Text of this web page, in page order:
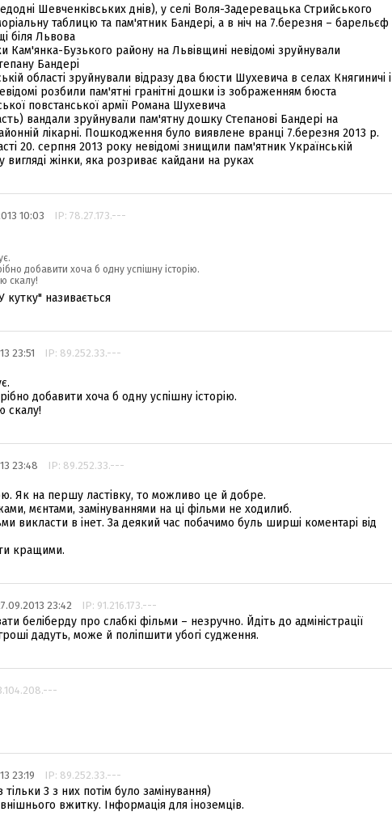
Шевченківських днів), у селі Воля-Задеревацька Стрийського
таблицю та пам'ятник Бандері, а в ніч на 7.березня – барельєф
біля Львова
Кам'янка-Бузького району на Львівщині невідомі зруйнували
Бандері
області зруйнували відразу два бюсти Шухевича в селах Княгиничі і
розбили пам'ятні гранітні дошки із зображенням бюста
повстанської армії Романа Шухевича
вандали зруйнували пам'ятну дошку Степанові Бандері на
лікарні. Пошкодження було виявлене вранці 7.березня 2013 р.
20. серпня 2013 року невідомі знищили пам'ятник Українській
вигляді жінки, яка розриває кайдани на руках
10:03 IP: 78.27.173.---
добавити хоча б одну успішну історію.
скалу!
кутку" називається
23:51 IP: 89.252.33.---
добавити хоча б одну успішну історію.
скалу!
23:48 IP: 89.252.33.---
Як на першу ластівку, то можливо це й добре.
мєнтами, замінуваннями на ці фільми не ходилиб.
викласти в інет. За деякий час побачимо буль ширші коментарі від
кращими.
23:42 IP: 91.216.173.---
беліберду про слабкі фільми – незручно. Йдіть до адміністрації
дадуть, може й поліпшити убогі судження.
23:19 IP: 89.252.33.---
3 з них потім було замінування)
вжитку. Інформація для іноземців.